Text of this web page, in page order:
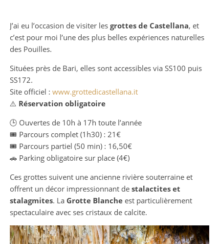
J’ai eu l’occasion de visiter les grottes de Castellana, et
c’est pour moi l’une des plus belles expériences naturelles
des Pouilles.
Situées près de Bari, elles sont accessibles via SS100 puis
SS172.
Site officiel : www.grottedicastellana.it
⚠️ Réservation obligatoire
🕒 Ouvertes de 10h à 17h toute l’année
🎟️ Parcours complet (1h30) : 21€
🎟️ Parcours partiel (50 min) : 16,50€
🚗 Parking obligatoire sur place (4€)
Ces grottes suivent une ancienne rivière souterraine et
offrent un décor impressionnant de stalactites et
stalagmites. La Grotte Blanche est particulièrement
spectaculaire avec ses cristaux de calcite.